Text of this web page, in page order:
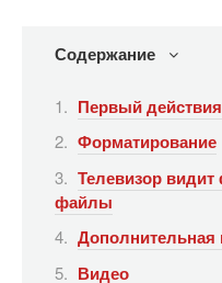
Содержание
Первый действия
Форматирование
Телевизор
файлы
Видео